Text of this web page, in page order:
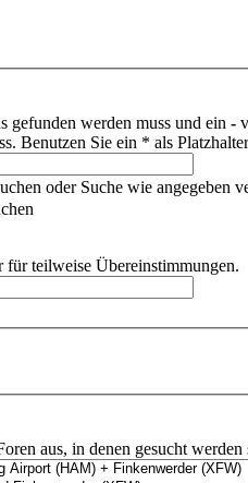
gefunden werden muss und ein -
Benutzen Sie ein * als
oder Suche wie angegeben
für teilweise Übereinstimmungen.
aus, in denen gesucht